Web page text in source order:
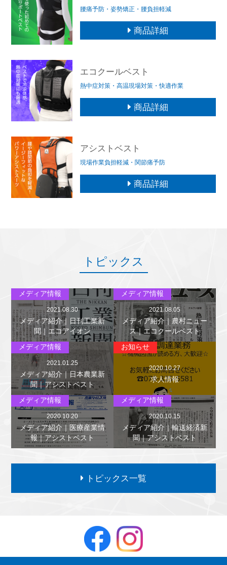
腰痛予防・姿勢矯正・腰負担軽減
商品詳細
エコクールベスト
熱中症対策・高温現場対策・快適作業
商品詳細
アシストベスト
現場作業負担軽減・関節痛予防
商品詳細
トピックス
メディア情報
2021.08.30
メディア紹介｜日刊工業新
聞｜エコアイオン
メディア情報
2021.08.05
メディア紹介｜農村ニュー
ス｜エコクールベスト
メディア情報
2021.01.25
メディア紹介｜日本農業新
聞｜アシストベスト
お知らせ
2020.10.27
求人情報
メディア情報
2020.10.20
メディア紹介｜医療産業情
報｜アシストベスト
メディア情報
2020.10.15
メディア紹介｜輸送経済新
聞｜アシストベスト
トピックス一覧